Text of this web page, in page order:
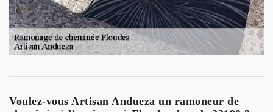
Voulez-vous Artisan Andueza un ramoneur de